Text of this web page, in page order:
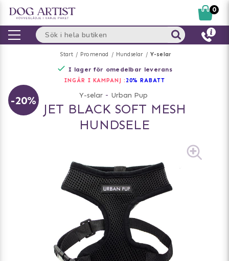
Start Promenad Hundselar Y-selar
I lager för omedelbar leverans
INGÅR I KAMPANJ : 20% RABATT
-20% Y-selar - Urban Pup
JET BLACK SOFT MESH
HUNDSELE
0